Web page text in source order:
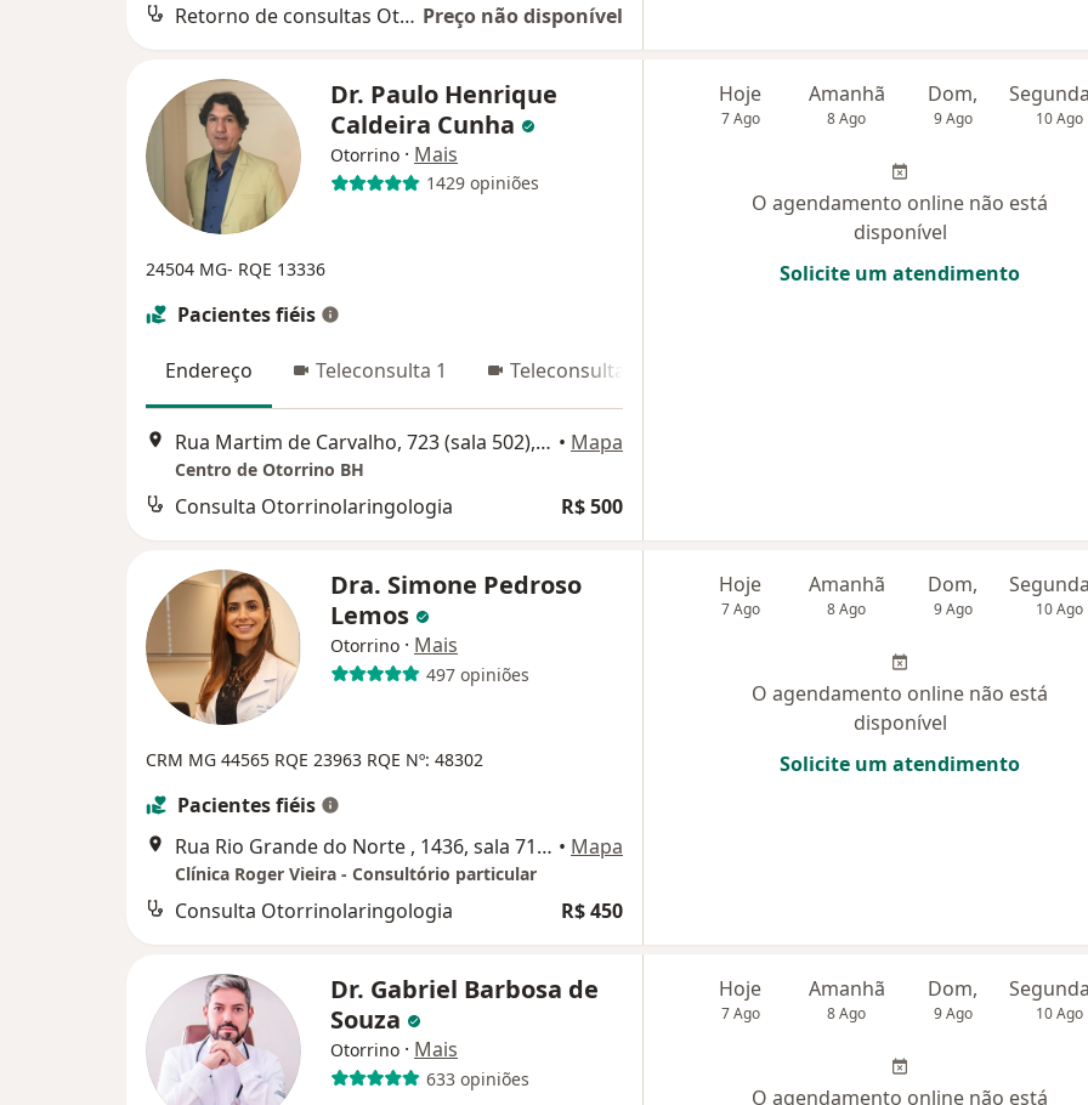
Retorno de consultas Otorrinolaringologia Preço não disponível
Dr. Paulo Henrique
Caldeira Cunha
Otorrino · Mais
1429 opiniões
24504 MG- RQE 13336
Pacientes fiéis
Endereço Teleconsulta 1 Teleconsulta 2
Rua Martim de Carvalho, 723 (sala 502), Belo Horizonte • Mapa
Centro de Otorrino BH
Consulta Otorrinolaringologia R$ 500
Hoje
7 Ago
Amanhã
8 Ago
Dom,
9 Ago 10 Ago
O agendamento online não está
disponível
Solicite um atendimento
Dra. Simone Pedroso
Lemos
Otorrino · Mais
497 opiniões
CRM MG 44565 RQE 23963 RQE Nº: 48302
Pacientes fiéis
Rua Rio Grande do Norte , 1436, sala 713/714, Belo Horizonte • Mapa
Clínica Roger Vieira - Consultório particular
Consulta Otorrinolaringologia R$ 450
Hoje
7 Ago
Amanhã
8 Ago
Dom,
9 Ago 10 Ago
O agendamento online não está
disponível
Solicite um atendimento
Dr. Gabriel Barbosa de
Souza
Otorrino · Mais
633 opiniões
Hoje
7 Ago
Amanhã
8 Ago
Dom,
9 Ago 10 Ago
O agendamento online não está